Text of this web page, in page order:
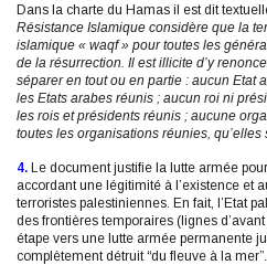
Dans la charte du Hamas il est dit
Résistance Islamique considère que la
islamique « waqf » pour toutes les
de la résurrection. Il est illicite d’y
séparer en tout ou en partie : aucun Etat
les Etats arabes réunis ; aucun roi ni
les rois et présidents réunis ; aucune
toutes les organisations réunies,
4. Le document justifie la lutte armée
accordant une légitimité à l’existence et
terroristes palestiniennes. En fait, l’Etat
des frontières temporaires (lignes
étape vers une lutte armée permanente
complètement détruit “du fleuve à la mer”.